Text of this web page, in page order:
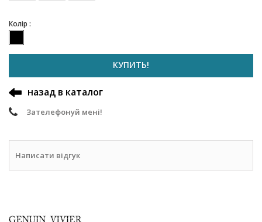
Колір :
КУПИТЬ!
назад в каталог
Зателефонуй мені!
Написати відгук